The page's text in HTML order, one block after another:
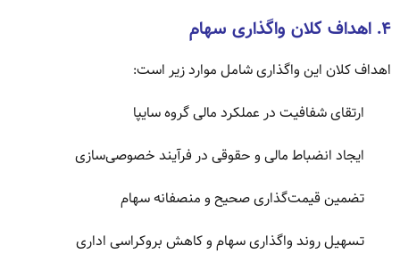
۴. اهداف کلان واگذاری سهام
اهداف کلان این واگذاری شامل موارد زیر است:
ارتقای شفافیت در عملکرد مالی گروه سایپا
ایجاد انضباط مالی و حقوقی در فرآیند خصوصی‌سازی
تضمین قیمت‌گذاری صحیح و منصفانه سهام
تسهیل روند واگذاری سهام و کاهش بروکراسی اداری